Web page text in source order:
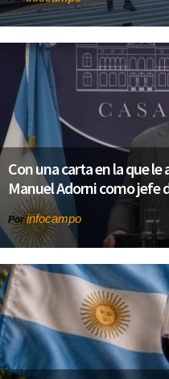
Con una carta en la que
Manuel Adorni como jefe
Porinfocampo